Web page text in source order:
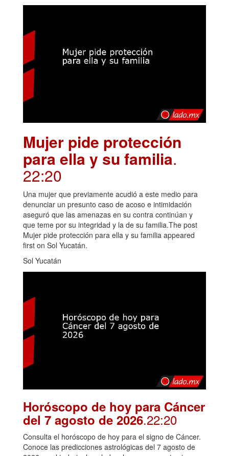
Mujer pide protección
para ella y su familia.
22:20
Una mujer que previamente acudió a este medio para
denunciar un presunto caso de acoso e intimidación
aseguró que las amenazas en su contra continúan y
que teme por su integridad y la de su familia.The post
Mujer pide protección para ella y su familia appeared
first on Sol Yucatán.
Sol Yucatán
Horóscopo de hoy para Cáncer
del 7 agosto de 2026.22:20
Consulta el horóscopo de hoy para el signo de Cáncer.
Conoce las predicciones astrológicas del 7 agosto de